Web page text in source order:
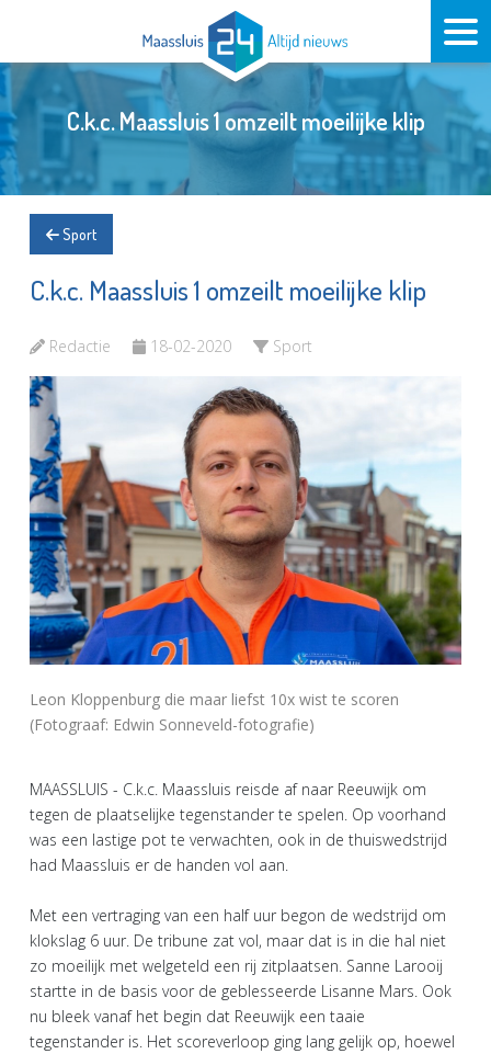
C.k.c. Maassluis 1 omzeilt moeilijke klip
Sport
C.k.c. Maassluis 1 omzeilt moeilijke klip
Redactie 18-02-2020 Sport
Leon Kloppenburg die maar liefst 10x wist te scoren
(Fotograaf: Edwin Sonneveld-fotografie)
MAASSLUIS - C.k.c. Maassluis reisde af naar Reeuwijk om
tegen de plaatselijke tegenstander te spelen. Op voorhand
was een lastige pot te verwachten, ook in de thuiswedstrijd
had Maassluis er de handen vol aan.
Met een vertraging van een half uur begon de wedstrijd om
klokslag 6 uur. De tribune zat vol, maar dat is in die hal niet
zo moeilijk met welgeteld een rij zitplaatsen. Sanne Larooij
startte in de basis voor de geblesseerde Lisanne Mars. Ook
nu bleek vanaf het begin dat Reeuwijk een taaie
tegenstander is. Het scoreverloop ging lang gelijk op, hoewel